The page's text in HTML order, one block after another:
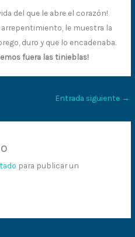
del que le abre el corazón!
le muestra la
duro y que lo encadenaba.
fuera las tinieblas!
Entrada siguiente →
para publicar un